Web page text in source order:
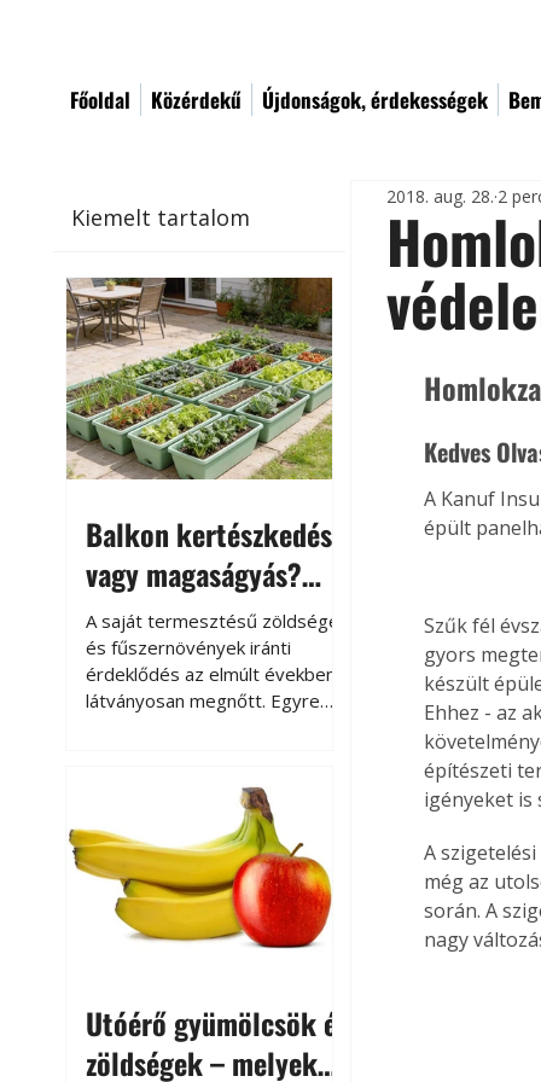
Főoldal Közérdekű Újdonságok, érdekességek
Kiemelt tartalom
Balkon kertészkedés
vagy magaságyás?
Helytakarékos
kertészkedés
A saját termesztésű zöldségek
és fűszernövények iránti
érdeklődés az elmúlt években
látványosan megnőtt. Egyre
kertészkedés sokak számára
kikapcsolódást és feltöltődést
is jelent.
Utóérő gyümölcsök és
zöldségek – melyek
2018. aug. 28. 2
Kedves
A Kanuf
épült
Szűk fél
gyors
készült
Ehhez - az
építészeti
igényeket is
A
még az
során. A
nagy